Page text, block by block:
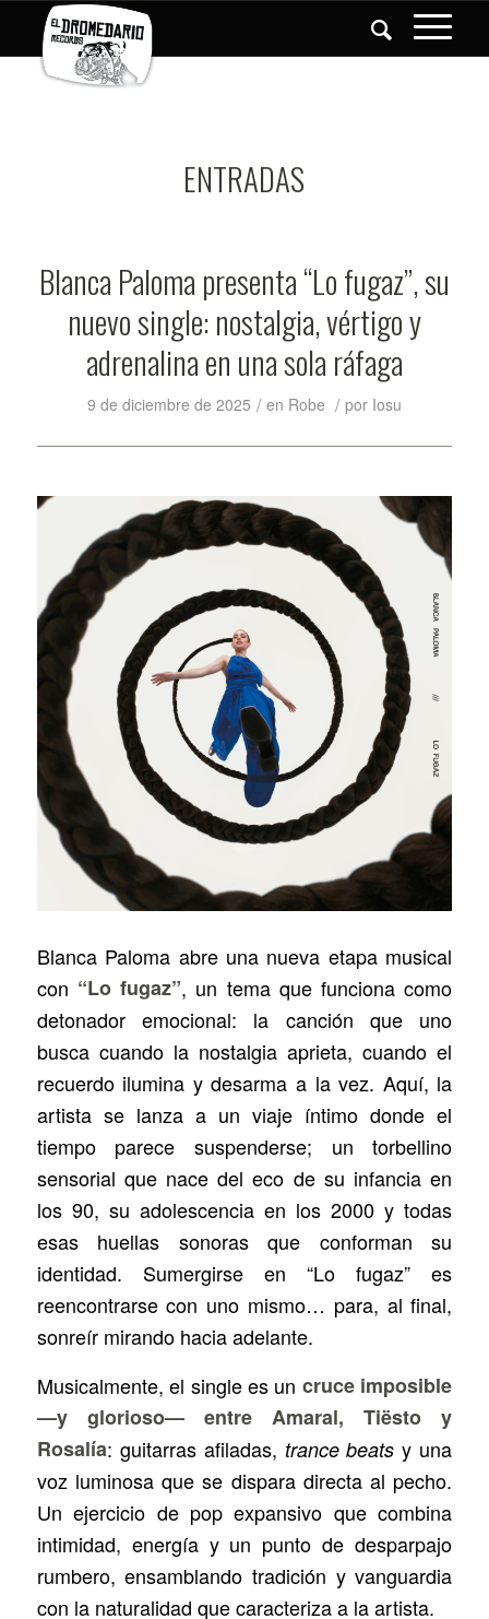
ENTRADAS
Blanca Paloma presenta “Lo fugaz”, su
nuevo single: nostalgia, vértigo y
adrenalina en una sola ráfaga
9 de diciembre de 2025 / en Robe / por Iosu
Blanca Paloma abre una nueva etapa musical
con “Lo fugaz”, un tema que funciona como
detonador emocional: la canción que uno
busca cuando la nostalgia aprieta, cuando el
recuerdo ilumina y desarma a la vez. Aquí, la
artista se lanza a un viaje íntimo donde el
tiempo parece suspenderse; un torbellino
sensorial que nace del eco de su infancia en
los 90, su adolescencia en los 2000 y todas
esas huellas sonoras que conforman su
identidad. Sumergirse en “Lo fugaz” es
reencontrarse con uno mismo… para, al final,
sonreír mirando hacia adelante.
Musicalmente, el single es un cruce imposible
—y glorioso— entre Amaral, Tiësto y
Rosalía: guitarras afiladas, trance beats y una
voz luminosa que se dispara directa al pecho.
Un ejercicio de pop expansivo que combina
intimidad, energía y un punto de desparpajo
rumbero, ensamblando tradición y vanguardia
con la naturalidad que caracteriza a la artista.